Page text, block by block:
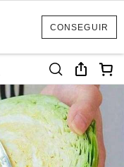
CONSEGUIR